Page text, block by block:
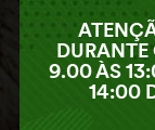
HORÁRIO
2ª a 6ª Feira:
9:00
DURANTE
9.00 ÀS
14:00